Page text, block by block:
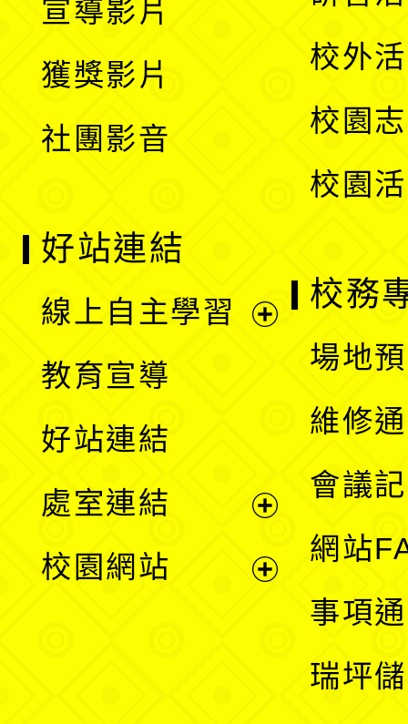
宣導影片
獲獎影片
社團影音
校外
校園
校園
好站連結
線上自主學習
單
教育宣導
好站連結
處室連結
校園網站
校務
場地
維修
會議
網站
事項
瑞坪